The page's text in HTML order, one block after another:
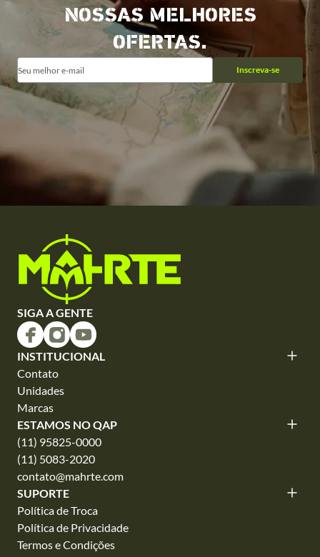
NOSSAS MELHORES
OFERTAS.
Inscreva-se
SIGA A GENTE
INSTITUCIONAL
Contato
Unidades
Marcas
ESTAMOS NO QAP
(11) 95825-0000
(11) 5083-2020
contato@mahrte.com
SUPORTE
Política de Troca
Política de Privacidade
Termos e Condições